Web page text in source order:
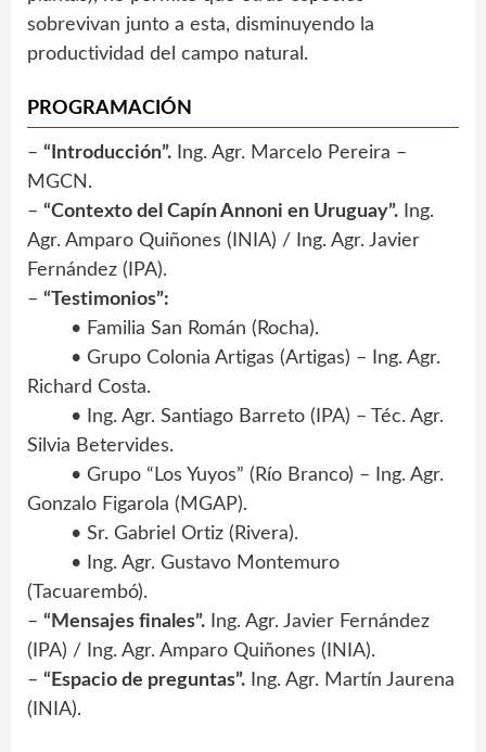
sobrevivan junto a esta, disminuyendo la
productividad del campo natural.
PROGRAMACIÓN
– “Introducción”. Ing. Agr. Marcelo Pereira –
MGCN.
– “Contexto del Capín Annoni en Uruguay”. Ing.
Agr. Amparo Quiñones (INIA) / Ing. Agr. Javier
Fernández (IPA).
– “Testimonios”:
• Familia San Román (Rocha).
• Grupo Colonia Artigas (Artigas) – Ing. Agr.
Richard Costa.
• Ing. Agr. Santiago Barreto (IPA) – Téc. Agr.
Silvia Betervides.
• Grupo “Los Yuyos” (Río Branco) – Ing. Agr.
Gonzalo Figarola (MGAP).
• Sr. Gabriel Ortiz (Rivera).
• Ing. Agr. Gustavo Montemuro
(Tacuarembó).
– “Mensajes finales”. Ing. Agr. Javier Fernández
(IPA) / Ing. Agr. Amparo Quiñones (INIA).
– “Espacio de preguntas”. Ing. Agr. Martín Jaurena
(INIA).